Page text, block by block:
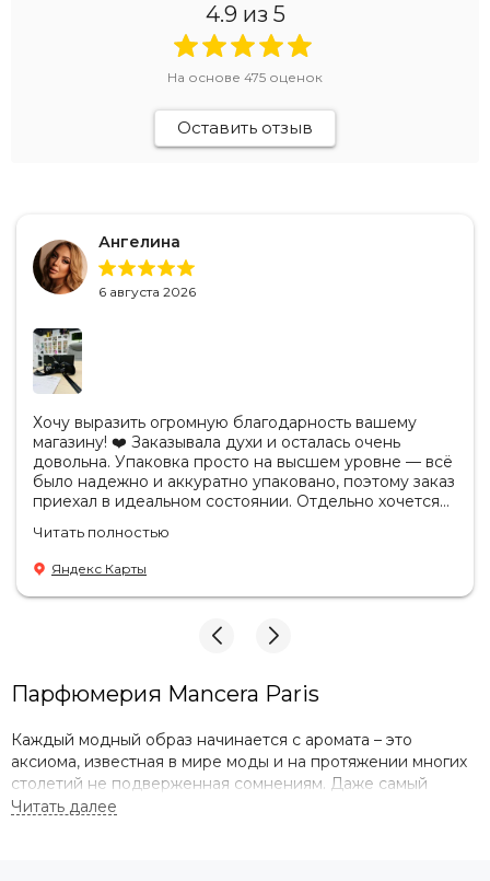
4.9 из 5
На основе 475 оценок
Оставить отзыв
Ангелина
6 августа 2026
Хочу выразить огромную благодарность вашему
магазину! ❤️ Заказывала духи и осталась очень
довольна. Упаковка просто на высшем уровне — всё
было надежно и аккуратно упаковано, поэтому заказ
приехал в идеальном состоянии. Отдельно хочется
оригинальная. Аромат полностью соответствует
ожиданиям, стойкость отличная, качество
безупречное. Также приятно удивил сервис: заказ
обработали очень быстро, а сотрудники были
ответить на все вопросы. Спасибо за такой
рекомендовать ваш магазин друзьям и знакомым! ❤️
Читать полностью
Яндекс Карты
Парфюмерия Mancera Paris
Каждый модный образ начинается с аромата – это
аксиома, известная в мире моды и на протяжении многих
столетий не подверженная сомнениям. Даже самый
скромный наряд в сочетании с неординарным